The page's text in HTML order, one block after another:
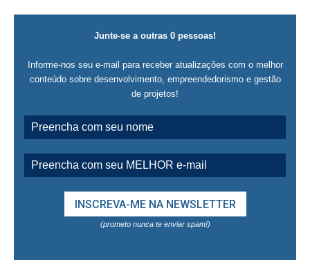
Junte-se a outras 0 pessoas!
Informe-nos seu e-mail para receber atualizações com o melhor
conteúdo sobre desenvolvimento, empreendedorismo e gestão
de projetos!
(prometo nunca te enviar spam!)